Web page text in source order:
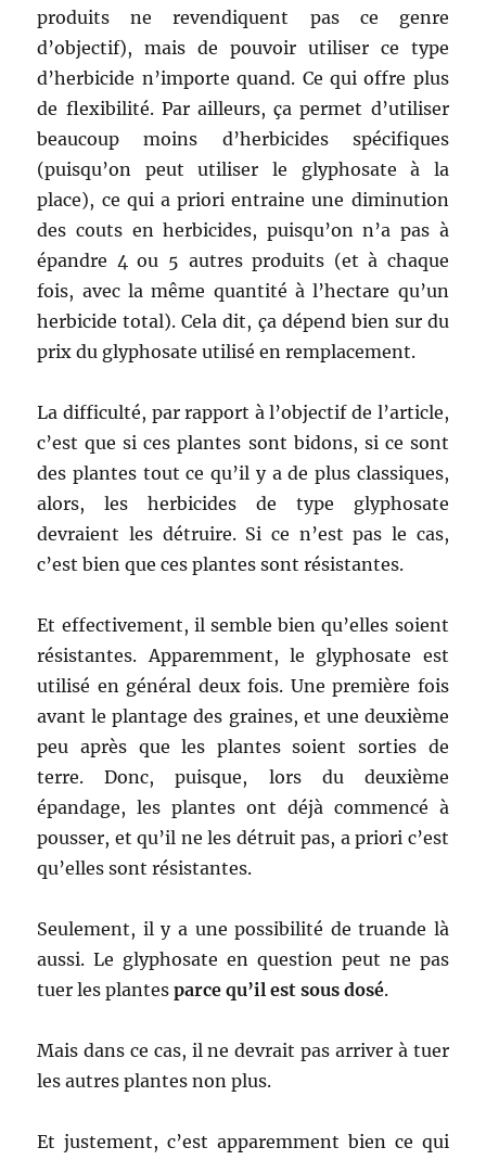
produits ne revendiquent pas ce genre
d’objectif), mais de pouvoir utiliser ce type
d’herbicide n’importe quand. Ce qui offre plus
de flexibilité. Par ailleurs, ça permet d’utiliser
beaucoup moins d’herbicides spécifiques
(puisqu’on peut utiliser le glyphosate à la
place), ce qui a priori entraine une diminution
des couts en herbicides, puisqu’on n’a pas à
épandre 4 ou 5 autres produits (et à chaque
fois, avec la même quantité à l’hectare qu’un
herbicide total). Cela dit, ça dépend bien sur du
prix du glyphosate utilisé en remplacement.
La difficulté, par rapport à l’objectif de l’article,
c’est que si ces plantes sont bidons, si ce sont
des plantes tout ce qu’il y a de plus classiques,
alors, les herbicides de type glyphosate
devraient les détruire. Si ce n’est pas le cas,
c’est bien que ces plantes sont résistantes.
Et effectivement, il semble bien qu’elles soient
résistantes. Apparemment, le glyphosate est
utilisé en général deux fois. Une première fois
avant le plantage des graines, et une deuxième
peu après que les plantes soient sorties de
terre. Donc, puisque, lors du deuxième
épandage, les plantes ont déjà commencé à
pousser, et qu’il ne les détruit pas, a priori c’est
qu’elles sont résistantes.
Seulement, il y a une possibilité de truande là
aussi. Le glyphosate en question peut ne pas
tuer les plantesparce qu’il est sous dosé.
Mais dans ce cas, il ne devrait pas arriver à tuer
les autres plantes non plus.
Et justement, c’est apparemment bien ce qui